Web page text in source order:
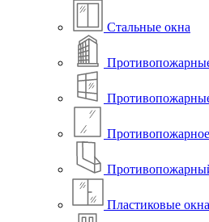
Стальные окна
Пластиковые окна